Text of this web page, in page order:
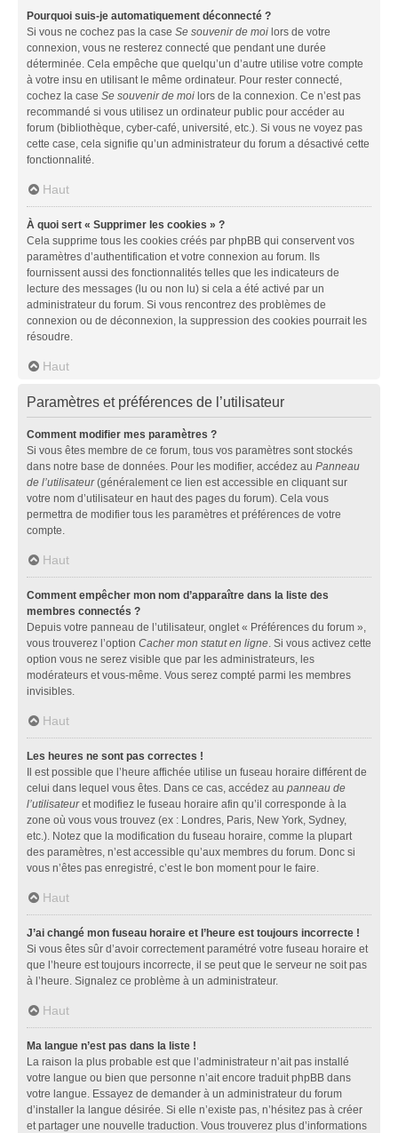
Pourquoi suis-je automatiquement déconnecté ?
Si vous ne cochez pas la case Se souvenir de moi lors de votre
connexion, vous ne resterez connecté que pendant une durée
déterminée. Cela empêche que quelqu’un d’autre utilise votre compte
à votre insu en utilisant le même ordinateur. Pour rester connecté,
cochez la case Se souvenir de moi lors de la connexion. Ce n’est pas
recommandé si vous utilisez un ordinateur public pour accéder au
forum (bibliothèque, cyber-café, université, etc.). Si vous ne voyez pas
cette case, cela signifie qu’un administrateur du forum a désactivé cette
fonctionnalité.
Haut
À quoi sert « Supprimer les cookies » ?
Cela supprime tous les cookies créés par phpBB qui conservent vos
paramètres d’authentification et votre connexion au forum. Ils
fournissent aussi des fonctionnalités telles que les indicateurs de
lecture des messages (lu ou non lu) si cela a été activé par un
administrateur du forum. Si vous rencontrez des problèmes de
connexion ou de déconnexion, la suppression des cookies pourrait les
résoudre.
Haut
Paramètres et préférences de l’utilisateur
Comment modifier mes paramètres ?
Si vous êtes membre de ce forum, tous vos paramètres sont stockés
dans notre base de données. Pour les modifier, accédez au Panneau
de l’utilisateur(généralement ce lien est accessible en cliquant sur
votre nom d’utilisateur en haut des pages du forum). Cela vous
permettra de modifier tous les paramètres et préférences de votre
compte.
Haut
Comment empêcher mon nom d’apparaître dans la liste des
membres connectés ?
Depuis votre panneau de l’utilisateur, onglet « Préférences du forum »,
vous trouverez l’option Cacher mon statut en ligne. Si vous activez cette
option vous ne serez visible que par les administrateurs, les
modérateurs et vous-même. Vous serez compté parmi les membres
invisibles.
Haut
Les heures ne sont pas correctes !
Il est possible que l’heure affichée utilise un fuseau horaire différent de
celui dans lequel vous êtes. Dans ce cas, accédez au panneau de
l’utilisateuret modifiez le fuseau horaire afin qu’il corresponde à la
zone où vous vous trouvez (ex : Londres, Paris, New York, Sydney,
etc.). Notez que la modification du fuseau horaire, comme la plupart
des paramètres, n’est accessible qu’aux membres du forum. Donc si
vous n’êtes pas enregistré, c’est le bon moment pour le faire.
Haut
J’ai changé mon fuseau horaire et l’heure est toujours incorrecte !
Si vous êtes sûr d’avoir correctement paramétré votre fuseau horaire et
que l’heure est toujours incorrecte, il se peut que le serveur ne soit pas
à l’heure. Signalez ce problème à un administrateur.
Haut
Ma langue n’est pas dans la liste !
La raison la plus probable est que l’administrateur n’ait pas installé
votre langue ou bien que personne n’ait encore traduit phpBB dans
votre langue. Essayez de demander à un administrateur du forum
d’installer la langue désirée. Si elle n’existe pas, n’hésitez pas à créer
et partager une nouvelle traduction. Vous trouverez plus d’informations